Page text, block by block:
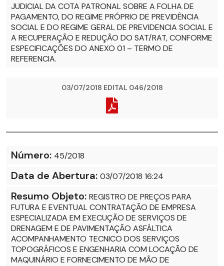
JUDICIAL DA COTA PATRONAL SOBRE A FOLHA DE
PAGAMENTO, DO REGIME PRÓPRIO DE PREVIDÊNCIA
SOCIAL E DO REGIME GERAL DE PREVIDENCIA SOCIAL E
A RECUPERAÇÃO E REDUÇÃO DO SAT/RAT, CONFORME
ESPECIFICAÇÕES DO ANEXO 01 – TERMO DE
REFERENCIA.
03/07/2018 EDITAL 046/2018
Número: 45/2018
Data de Abertura: 03/07/2018 16:24
Resumo Objeto: REGISTRO DE PREÇOS PARA
FUTURA E EVENTUAL CONTRATAÇÃO DE EMPRESA
ESPECIALIZADA EM EXECUÇÃO DE SERVIÇOS DE
DRENAGEM E DE PAVIMENTAÇÃO ASFÁLTICA
ACOMPANHAMENTO TECNICO DOS SERVIÇOS
TOPOGRÁFICOS E ENGENHARIA COM LOCAÇÃO DE
MAQUINÁRIO E FORNECIMENTO DE MÃO DE